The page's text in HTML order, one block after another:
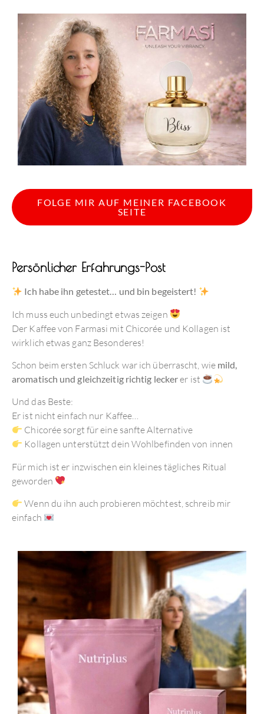
FOLGE MIR AUF MEINER FACEBOOK
SEITE
Persönlicher Erfahrungs-Post
Ich habe ihn getestet… und bin begeistert!
Ich muss euch unbedingt etwas zeigen
Der Kaffee von Farmasi mit Chicorée und Kollagen ist
wirklich etwas ganz Besonderes!
Schon beim ersten Schluck war ich überrascht, wie mild,
aromatisch und gleichzeitig richtig leckerer ist
Und das Beste:
Er ist nicht einfach nur Kaffee…
Chicorée sorgt für eine sanfte Alternative
Kollagen unterstützt dein Wohlbefinden von innen
Für mich ist er inzwischen ein kleines tägliches Ritual
geworden
Wenn du ihn auch probieren möchtest, schreib mir
einfach